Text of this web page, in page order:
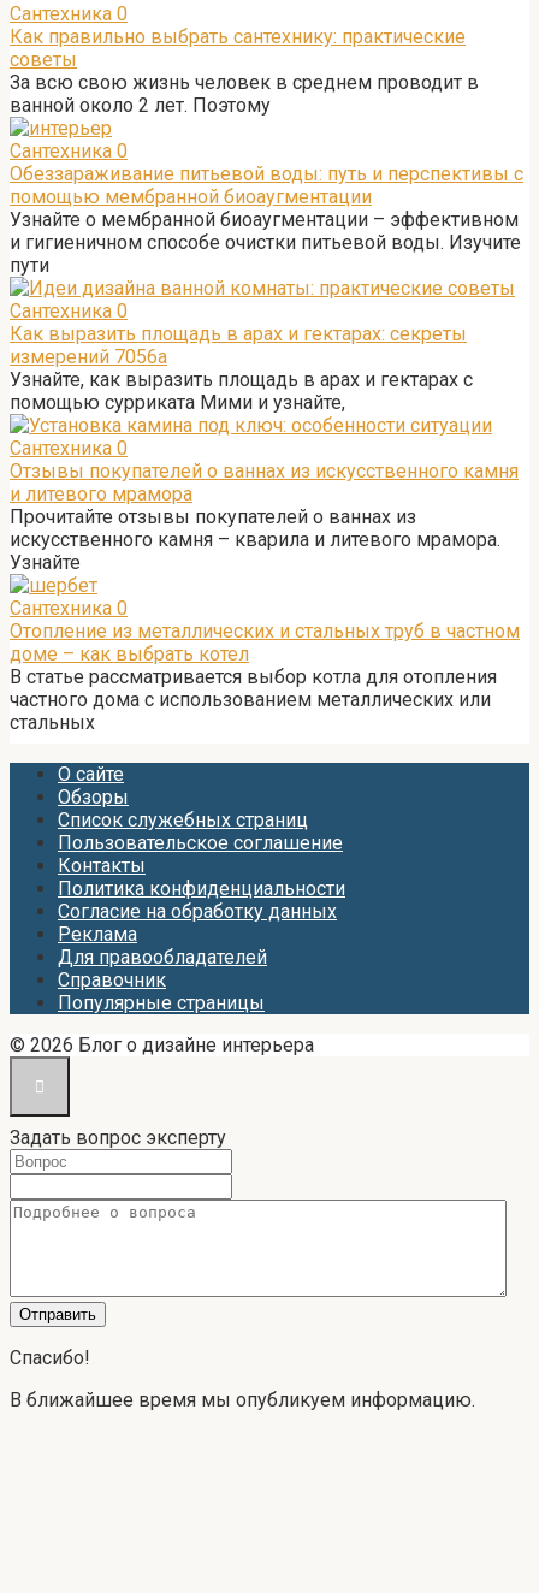
Сантехника 0
Как правильно выбрать сантехнику: практические
советы
За всю свою жизнь человек в среднем проводит в
ванной около 2 лет. Поэтому
Сантехника 0
Обеззараживание питьевой воды: путь и перспективы с
помощью мембранной биоаугментации
Узнайте о мембранной биоаугментации – эффективном
и гигиеничном способе очистки питьевой воды. Изучите
пути
Сантехника 0
Как выразить площадь в арах и гектарах: секреты
измерений 7056а
Узнайте, как выразить площадь в арах и гектарах с
помощью сурриката Мими и узнайте,
Сантехника 0
Отзывы покупателей о ваннах из искусственного камня
и литевого мрамора
Прочитайте отзывы покупателей о ваннах из
искусственного камня – кварила и литевого мрамора.
Узнайте
Сантехника 0
Отопление из металлических и стальных труб в частном
доме – как выбрать котел
В статье рассматривается выбор котла для отопления
частного дома с использованием металлических или
стальных
О сайте
Обзоры
Список служебных страниц
Пользовательское соглашение
Контакты
Политика конфиденциальности
Согласие на обработку данных
Реклама
Для правообладателей
Справочник
Популярные страницы
© 2026 Блог о дизайне интерьера
Задать вопрос эксперту
Спасибо!
В ближайшее время мы опубликуем информацию.